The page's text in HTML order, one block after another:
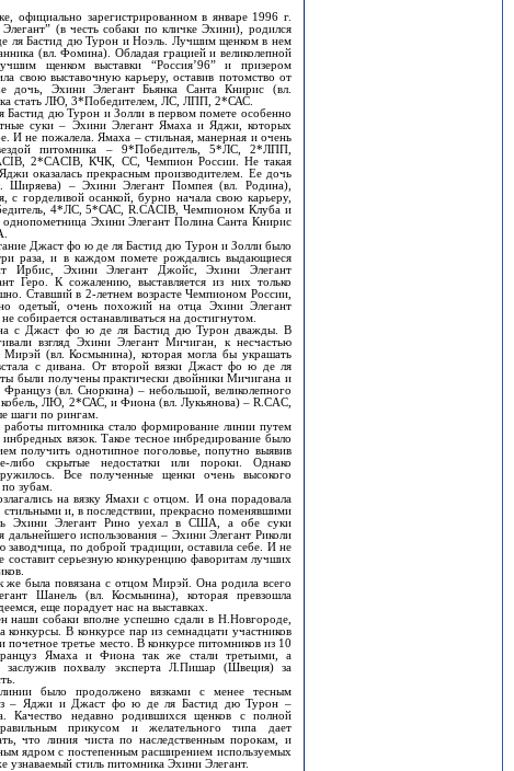
зарегистрированном в январе 1996 г.
(в честь собаки по кличке Эхини), родился
ля Бастид дю Турон и Ноэль. Лучшим щенком в нем
(вл. Фомина). Обладая грацией и великолепной
щенком выставки “Россия’96” и призером
свою выставочную карьеру, оставив потомство от
дочь, Эхини Элегант Бьянка Санта Книрис (вл.
стать ЛЮ, 3*Победителем, ЛС, ЛПП, 2*САС.
дю Турон и Золли в первом помете особенно
суки – Эхини Элегант Ямаха и Яджи, которых
И не пожалела. Ямаха – стильная, манерная и очень
питомника – 9*Победитель, 5*ЛС, 2*ЛПП,
2*CACIB, КЧК, СС, Чемпион России. Не такая
оказалась прекрасным производителем. Ее дочь
Ширяева) – Эхини Элегант Помпея (вл. Родина),
с горделивой осанкой, бурно начала свою карьеру,
4*ЛС, 5*САС, R.CACIB, Чемпионом Клуба и
Эхини Элегант Полина Санта Книрис
Джаст фо ю де ля Бастид дю Турон и Золли было
раза, и в каждом помете рождались выдающиеся
Ирбис, Эхини Элегант Джойс, Эхини Элегант
Геро. К сожалению, выставляется из них только
Ставший в 2-летнем возрасте Чемпионом России,
одетый, очень похожий на отца Эхини Элегант
собирается останавливаться на достигнутом.
с Джаст фо ю де ля Бастид дю Турон дважды. В
взгляд Эхини Элегант Мичиган, к несчастью
(вл. Космынина), которая могла бы украшать
с дивана. От второй вязки Джаст фо ю де ля
были получены практически двойники Мичигана и
(вл. Сноркина) – небольшой, великолепного
кобель, ЛЮ, 2*САС, и Фиона (вл. Лукьянова) – R.CAC,
шаги по рингам.
питомника стало формирование линии путем
инбредных вязок. Такое тесное инбредирование было
получить однотипное поголовье, попутно выявив
либо скрытые недостатки или пороки. Однако
Все полученные щенки очень высокого
зубам.
на вязку Ямахи с отцом. И она порадовала
и, в последствии, прекрасно поменявшими
Эхини Элегант Рино уехал в США, а обе суки
дальнейшего использования – Эхини Элегант Риколи
заводчица, по доброй традиции, оставила себе. И не
составит серьезную конкуренцию фаворитам лучших
была повязана с отцом Мирэй. Она родила всего
Шанель (вл. Космынина), которая превзошла
еще порадует нас на выставках.
наши собаки вполне успешно сдали в Н.Новгороде,
конкурсы. В конкурсе пар из семнадцати участников
почетное третье место. В конкурсе питомников из 10
Ямаха и Фиона так же стали третьими, а
заслужив похвалу эксперта Л.Пишар (Швеция) за
было продолжено вязками с менее тесным
– Яджи и Джаст фо ю де ля Бастид дю Турон –
Качество недавно родившихся щенков с полной
прикусом и желательного типа дает
что линия чиста по наследственным порокам, и
ядром с постепенным расширением используемых
узнаваемый стиль питомника Эхини Элегант.